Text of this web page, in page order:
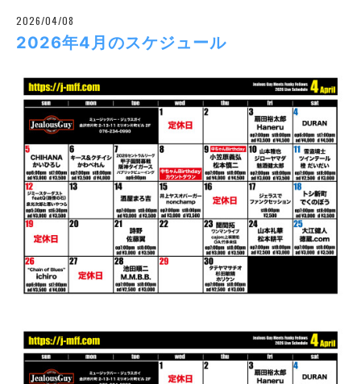
2026/04/08
2026年4月のスケジュール